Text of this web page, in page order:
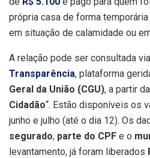
própria casa de forma
em situação de calamidade ou
A relação pode ser consultada via
Transparência, plataforma
Geral da União (CGU), a partir
Cidadão“. Estão disponíveis os
junho e julho (até o dia 12). Os
segurado, parte do CPF e o
levantamento, já foram liberados